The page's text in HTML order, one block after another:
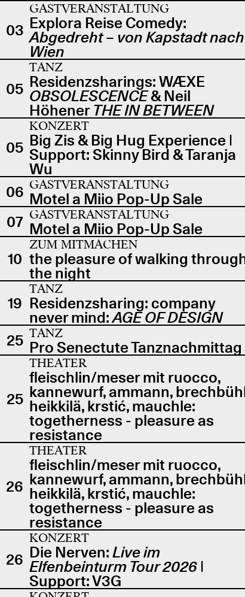
03
GASTVERANSTALTUNG
Explora Reise Comedy:
Abgedreht – von Kapstadt nach
Wien
05
TANZ
Residenzsharings: WÆXE
OBSOLESCENCE& Neil
Höhener THE IN BETWEEN
05
KONZERT
Big Zis & Big Hug Experience |
Support: Skinny Bird & Taranja
Wu
06 GASTVERANSTALTUNG
Motel a Miio Pop-Up Sale
07 GASTVERANSTALTUNG
Motel a Miio Pop-Up Sale
10
ZUM MITMACHEN
the pleasure of walking
the night
19
TANZ
Residenzsharing: company
never mind:AGE OF DESIGN
25 TANZ
Pro Senectute Tanznachmittag
25
THEATER
fleischlin/meser mit ruocco,
kannewurf, ammann,
heikkilä, krstić, mauchle:
togetherness - pleasure as
resistance
26
THEATER
fleischlin/meser mit ruocco,
kannewurf, ammann,
heikkilä, krstić, mauchle:
togetherness - pleasure as
resistance
26
KONZERT
Die Nerven:Live im
Elfenbeinturm Tour 2026 |
Support: V3G